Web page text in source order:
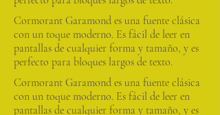
Cormorant Garamond es una fuente clásica
con un toque moderno. Es fácil de leer en
pantallas de cualquier forma y tamaño, y es
perfecto para bloques largos de texto.
Cormorant Garamond es una fuente clásica
con un toque moderno. Es fácil de leer en
pantallas de cualquier forma y tamaño, y es